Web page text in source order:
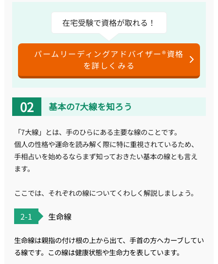
在宅受験で資格が取れる！
パームリーディングアドバイザー®資格
を詳しくみる
基本の7大線を知ろう
「7大線」とは、手のひらにある主要な線のことです。
個人の性格や運命を読み解く際に特に重視されているため、
手相占いを始めるならまず知っておきたい基本の線とも言え
ます。
ここでは、それぞれの線についてくわしく解説しましょう。
2-1 生命線
生命線は親指の付け根の上から出て、手首の方へカーブしてい
る線です。この線は健康状態や生命力を表しています。